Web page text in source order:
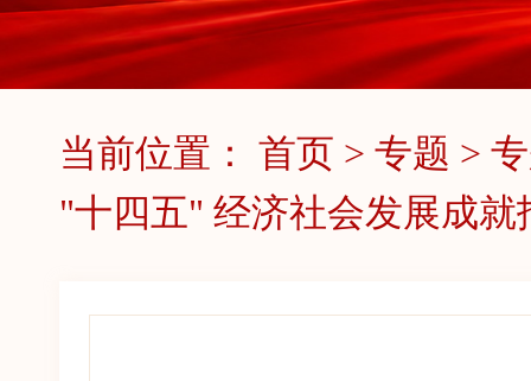
当前位置： 首页 > 专题 >
"十四五" 经济社会发展成就